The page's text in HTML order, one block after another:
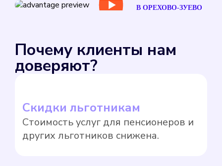
В ОРЕХОВО-ЗУЕВО
Почему клиенты нам
доверяют?
Скидки льготникам
Стоимость услуг для пенсионеров и
других льготников снижена.